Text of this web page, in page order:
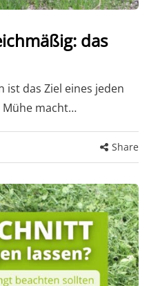
das
ist das Ziel eines jeden
Mühe macht…
Share